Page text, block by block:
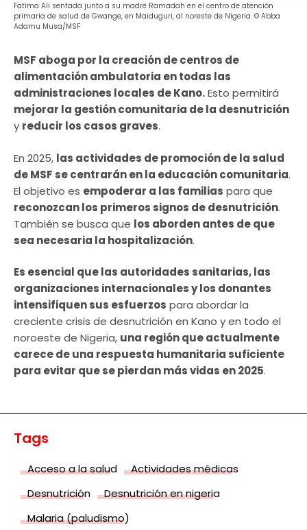
Fatima Ali sentada junto a su madre Ramadah en el centro de atención
primaria de salud de Gwange, en Maiduguri, al noreste de Nigeria. © Abba
Adamu Musa/MSF
MSF aboga por la creación de centros de
alimentación ambulatoria en todas las
administraciones locales de Kano.Esto permitirá
mejorar la gestión comunitaria de la desnutrición
y reducir los casos graves.
En 2025, las actividades de promoción de la salud
de MSF se centrarán en la educación comunitaria.
El objetivo es empoderar a las familias para que
reconozcan los primeros signos de desnutrición.
También se busca que los aborden antes de que
sea necesaria la hospitalización.
Es esencial que las autoridades sanitarias, las
organizaciones internacionales y los donantes
intensifiquen sus esfuerzos para abordar la
creciente crisis de desnutrición en Kano y en todo el
noroeste de Nigeria, una región que actualmente
carece de una respuesta humanitaria suficiente
para evitar que se pierdan más vidas en 2025.
Tags
Acceso a la salud
Actividades médicas
Desnutrición
Desnutrición en nigeria
Malaria (paludismo)